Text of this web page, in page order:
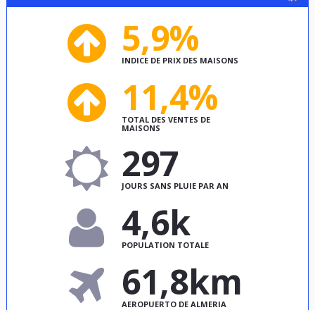
5,9%
INDICE DE PRIX DES MAISONS
11,4%
TOTAL DES VENTES DE
MAISONS
297
JOURS SANS PLUIE PAR AN
4,6k
POPULATION TOTALE
61,8km
AEROPUERTO DE ALMERIA